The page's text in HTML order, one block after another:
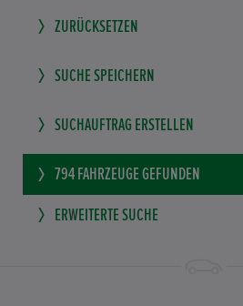
ZURÜCKSETZEN
SUCHE SPEICHERN
SUCHAUFTRAG ERSTELLEN
794 FAHRZEUGE GEFUNDEN
ERWEITERTE SUCHE